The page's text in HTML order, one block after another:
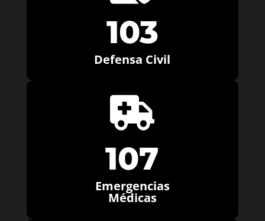
103
Defensa Civil

107
Emergencias
Médicas